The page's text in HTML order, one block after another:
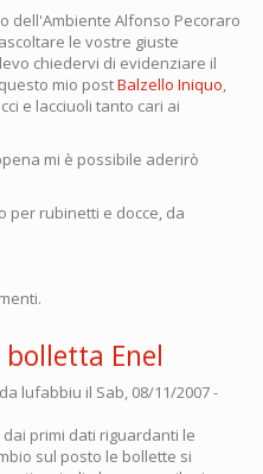
dell'Ambiente Alfonso Pecoraro
le vostre giuste
chiedervi di evidenziare il
mio postBalzello Iniquo
e lacciuoli tanto cari ai
mi è possibile aderirò
per rubinetti e docce, da
Enel
lufabbiu il Sab, 08/11/2007 -
primi dati riguardanti le
sul posto le bollette si